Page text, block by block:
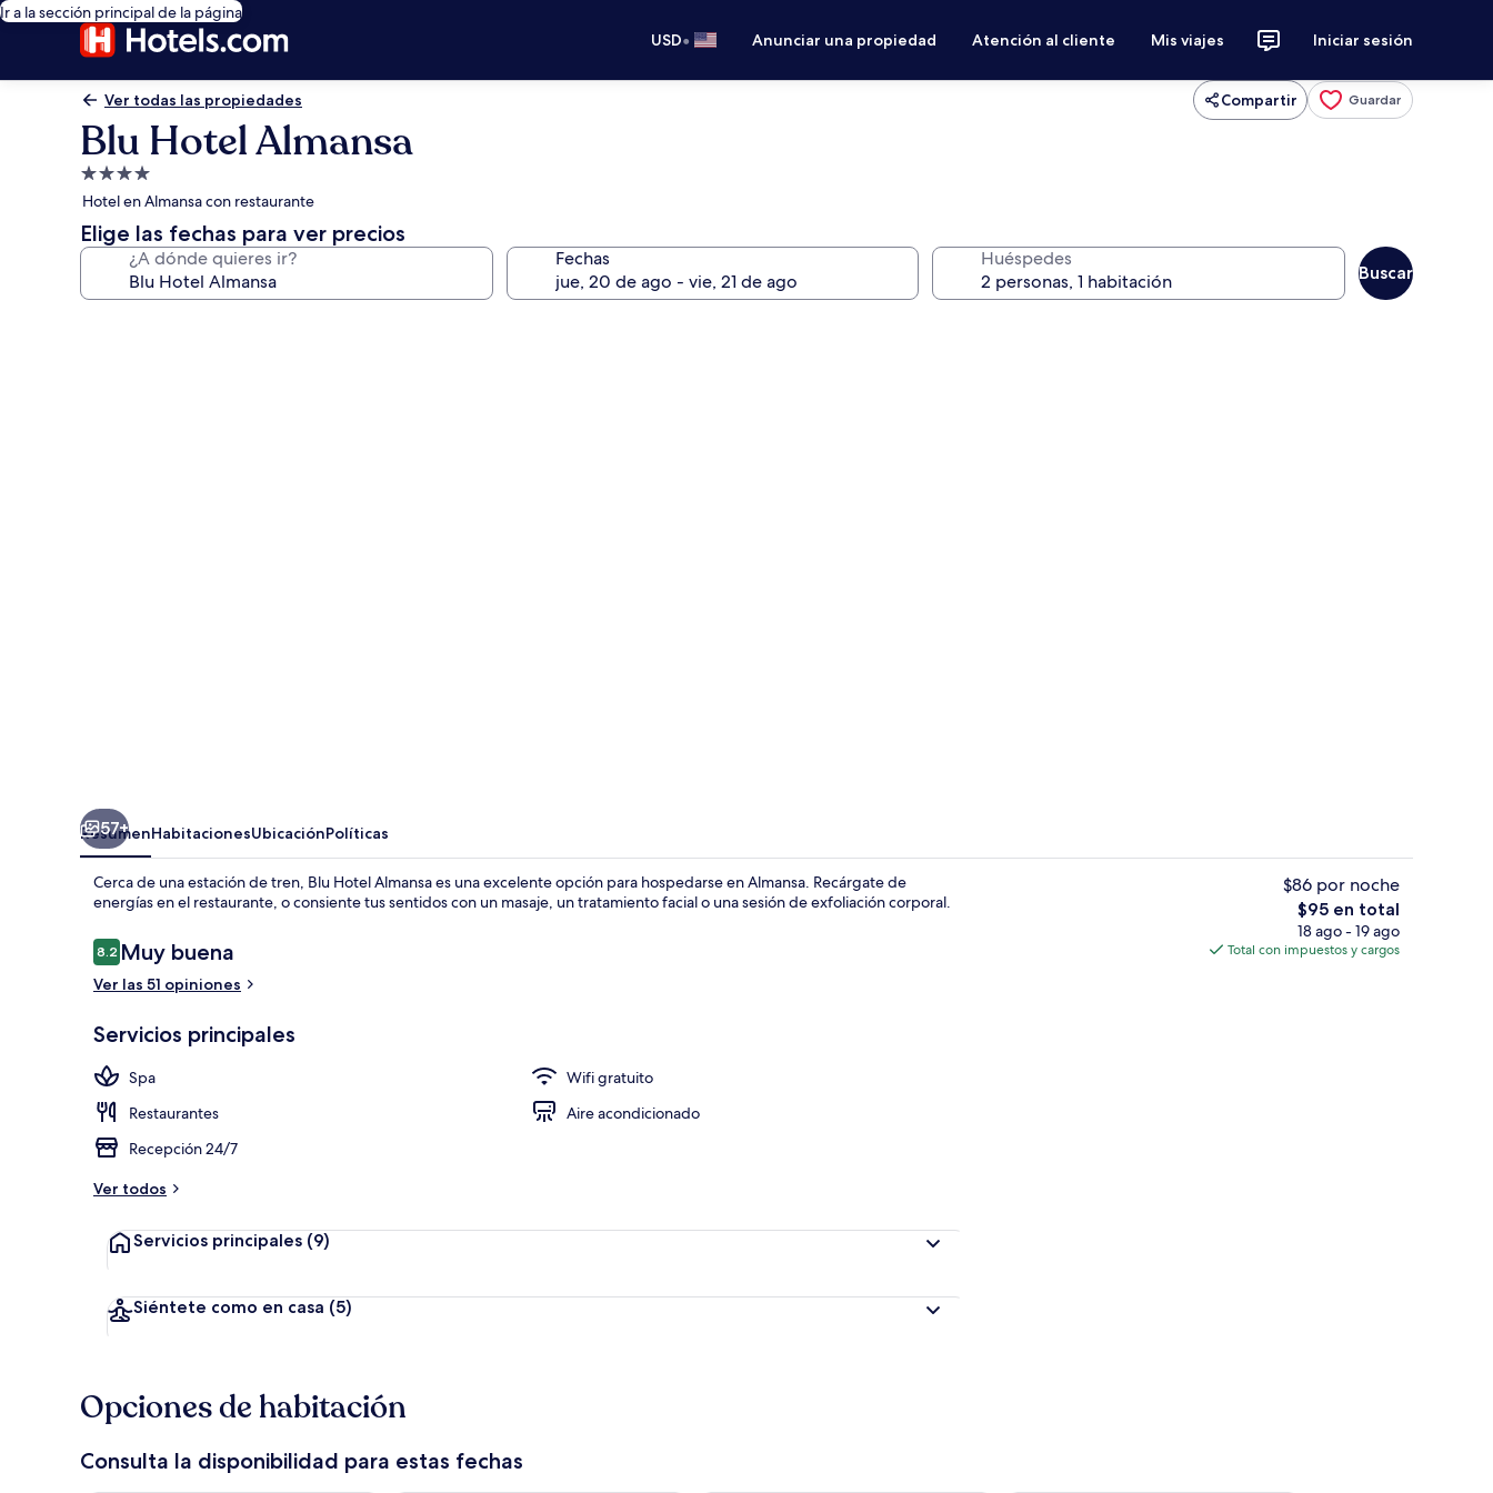
Ir a la sección principal de la página
USD• Anunciar una propiedad Atención al cliente Mis viajes Iniciar sesión
Ver todas las propiedades Compartir Guardar
Blu Hotel Almansa
Propiedad
de
4.0
estrellas
Hotel en Almansa con restaurante
Elige las fechas para ver precios
¿A dónde quieres ir? Fechas Huéspedes
Buscar
Caja de seguridad en la habitación, escritorio y insonorizaciónVista frontal de la propiedad
57+
ResumenHabitacionesUbicaciónPolíticas
Cerca de una estación de tren, Blu Hotel Almansa es una excelente opción para hospedarse en Almansa. Recárgate de
energías en el restaurante, o consiente tus sentidos con un masaje, un tratamiento facial o una sesión de exfoliación corporal.
Opiniones
8.28.2 de 10,
Muy buena
Ver las 51 opiniones
Servicios principales
Spa
Wifi gratuito
Restaurantes
Aire acondicionado
Recepción 24/7
Ver todos
Servicios principales (9)
Siéntete como en casa (5)
$86 por noche
El
precio
total
$95 en total
18 ago - 19 ago
Total con impuestos y cargos
Opciones de habitación
Consulta la disponibilidad para estas fechas